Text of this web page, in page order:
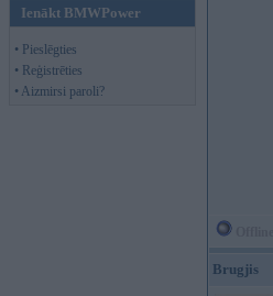
Ienākt BMWPower
• Pieslēgties
• Reģistrēties
• Aizmirsi paroli?
Brugjis